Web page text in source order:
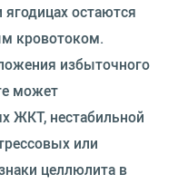
остаются
кровотоком.
избыточного
может
ЖКТ, нестабильной
или
целлюлита в